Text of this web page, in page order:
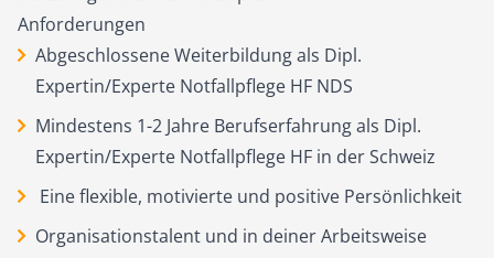
Anforderungen
Abgeschlossene Weiterbildung als Dipl.
Expertin/Experte Notfallpflege HF NDS
Mindestens 1-2 Jahre Berufserfahrung als Dipl.
Expertin/Experte Notfallpflege HF in der Schweiz
Eine flexible, motivierte und positive Persönlichkeit
Organisationstalent und in deiner Arbeitsweise